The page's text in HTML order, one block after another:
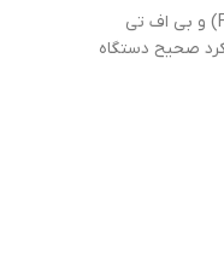
انواع برندها، از جمله فک (FAAC)، فادینی (Fadini) و بی اف تی
صحیح دستگاه